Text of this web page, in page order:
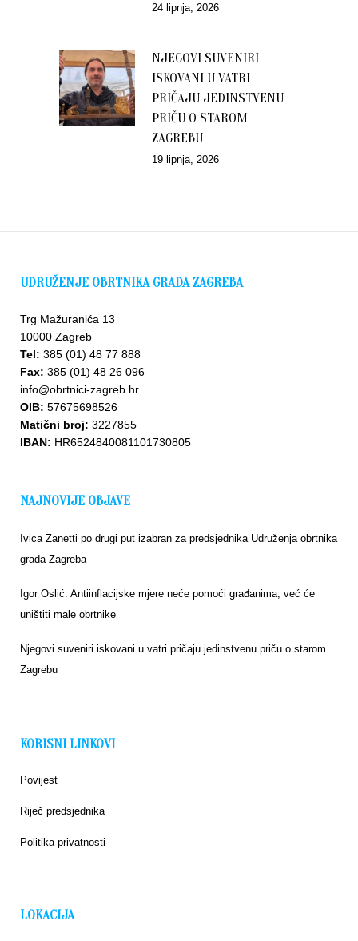
24 lipnja, 2026
NJEGOVI SUVENIRI
ISKOVANI U VATRI
PRIČAJU JEDINSTVENU
PRIČU O STAROM
ZAGREBU
19 lipnja, 2026
UDRUŽENJE OBRTNIKA GRADA ZAGREBA
Trg Mažuranića 13
10000 Zagreb
Tel: 385 (01) 48 77 888
Fax: 385 (01) 48 26 096
info@obrtnici-zagreb.hr
OIB: 57675698526
Matični broj: 3227855
IBAN: HR6524840081101730805
NAJNOVIJE OBJAVE
Ivica Zanetti po drugi put izabran za predsjednika Udruženja obrtnika
grada Zagreba
Igor Oslić: Antiinflacijske mjere neće pomoći građanima, već će
uništiti male obrtnike
Njegovi suveniri iskovani u vatri pričaju jedinstvenu priču o starom
Zagrebu
KORISNI LINKOVI
Povijest
Riječ predsjednika
Politika privatnosti
LOKACIJA